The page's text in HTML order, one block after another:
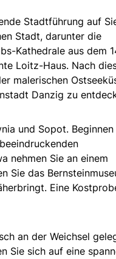
Stadtführung auf
Stadt, darunter die
Kathedrale aus dem
Loitz-Haus. Nach
malerischen
Danzig zu
und Sopot. Beginnen
nehmen Sie an einem
Sie das
Eine
an der Weichsel
Sie sich auf eine